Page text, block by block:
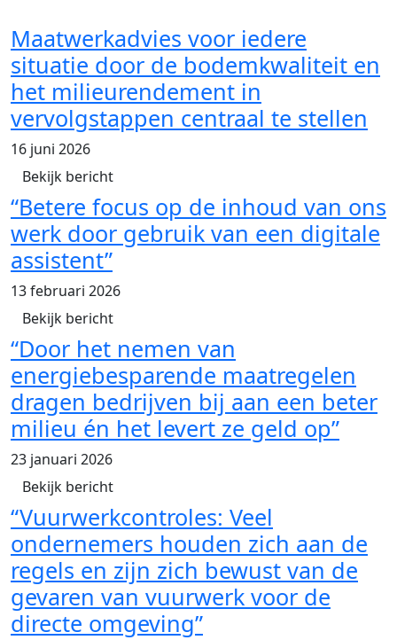
Maatwerkadvies voor iedere
situatie door de bodemkwaliteit en
het milieurendement in
vervolgstappen centraal te stellen
16 juni 2026
Bekijk bericht
“Betere focus op de inhoud van ons
werk door gebruik van een digitale
assistent”
13 februari 2026
Bekijk bericht
“Door het nemen van
energiebesparende maatregelen
dragen bedrijven bij aan een beter
milieu én het levert ze geld op”
23 januari 2026
Bekijk bericht
“Vuurwerkcontroles: Veel
ondernemers houden zich aan de
regels en zijn zich bewust van de
gevaren van vuurwerk voor de
directe omgeving”